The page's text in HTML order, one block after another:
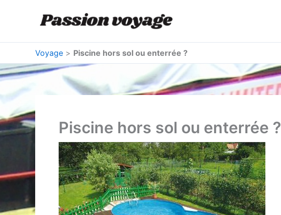
Voyage > Piscine hors sol ou enterrée ?
Piscine hors sol ou enterrée ?